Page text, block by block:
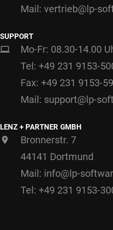
Mail: vertrieb@lp-
SUPPORT
Mo-Fr: 08.30-14.00
Tel: +49 231 9153-
Fax: +49 231 9153-
Mail: support@lp-
LENZ + PARTNER GMBH
Bronnerstr. 7
44141 Dortmund
Mail: info@lp-
Tel: +49 231 9153-